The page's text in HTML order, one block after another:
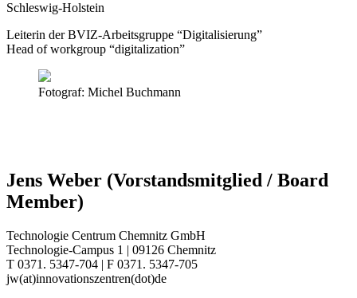
Schleswig-Holstein
Leiterin der BVIZ-Arbeitsgruppe “Digitalisierung”
Head of workgroup “digitalization”
Fotograf: Michel Buchmann
Jens Weber (Vorstandsmitglied / Board
Member)
Technologie Centrum Chemnitz GmbH
Technologie-Campus 1 | 09126 Chemnitz
T 0371. 5347-704 | F 0371. 5347-705
jw(at)innovationszentren(dot)de